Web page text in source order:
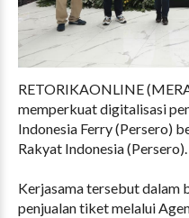
RETORIKAONLINE
memperkuat digitalisasi
Indonesia Ferry (Persero)
Rakyat Indonesia (Persero).
Kerjasama tersebut dalam
penjualan tiket melalui